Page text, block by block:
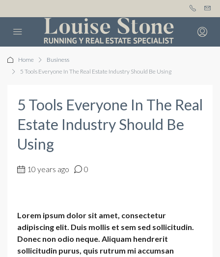
Home
Business
5 Tools Everyone In The Real Estate Industry Should Be Using
5 Tools Everyone In The Real
Estate Industry Should Be
Using
10 years ago 0
Lorem ipsum dolor sit amet, consectetur
adipiscing elit. Duis mollis et sem sed sollicitudin.
Donec non odio neque. Aliquam hendrerit
sollicitudin purus, quis rutrum mi accumsan